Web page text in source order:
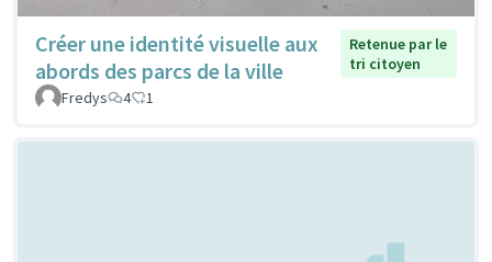
Créer une identité visuelle aux
abords des parcs de la ville
Retenue par le
tri citoyen
Fredys
4 1